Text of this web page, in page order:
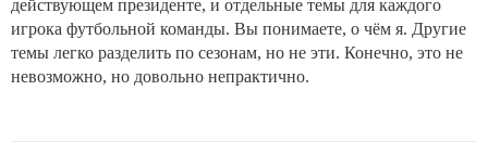
действующем президенте, и отдельные темы для каждого
игрока футбольной команды. Вы понимаете, о чём я. Другие
темы легко разделить по сезонам, но не эти. Конечно, это не
невозможно, но довольно непрактично.